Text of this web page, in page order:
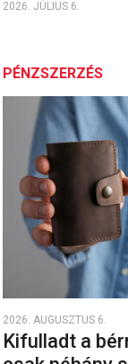
2026. JÚLIUS 6.
PÉNZSZERZÉS
2026. AUGUSZTUS 6.
Kifulladt a